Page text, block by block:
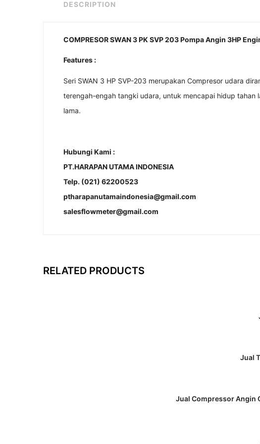
DESCRIPTION
COMPRESOR SWAN 3 PK SVP 203 Pompa Angin 3HP
Features :
Seri SWAN 3 HP SVP-203 merupakan Compresor udara
terengah-engah tangki udara, untuk mencapai hidup
lama.
Hubungi Kami :
PT.HARAPAN UTAMA INDONESIA
Telp. (021) 62200523
ptharapanutamaindonesia@gmail.com
salesflowmeter@gmail.com
RELATED PRODUCTS
Jual
Jual Compressor Angin